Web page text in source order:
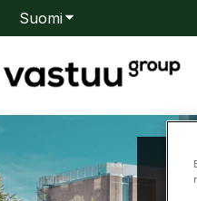
SuomiNäytä käännöksien